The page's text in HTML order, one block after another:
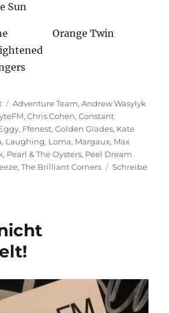
Sun
Orange Twin
Schlagwörter
Adventure Team,Andrew Wasylyk
,Chris Cohen,Constant
, Ffenest,Golden Glades, Kate
, Laughing, Loma, Margaux, Max
, Pearl & The Oysters, Peel Dream
,The Brilliant Corners
Schreibe